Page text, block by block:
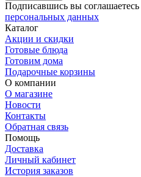
Подписавшись вы соглашаетесь
персональных данных
Каталог
Акции и скидки
Готовые блюда
Готовим дома
Подарочные корзины
О компании
О магазине
Новости
Контакты
Обратная связь
Помощь
Доставка
Личный кабинет
История заказов